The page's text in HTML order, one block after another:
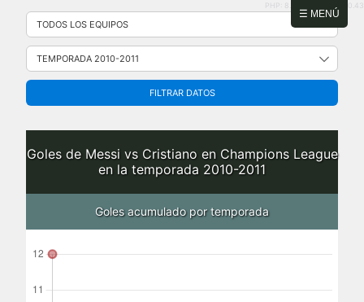
☰ MENÚ
Saltar
contenido
PHP: 8.2.31 | MySQL: 8.0.43
FILTRAR DATOS
Goles de Messi vs Cristiano en Champions League
en la temporada 2010-2011
Goles acumulado por temporada